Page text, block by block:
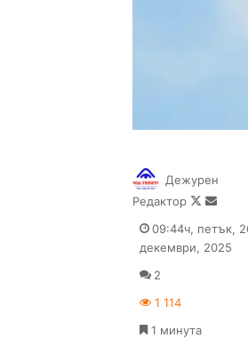
Дежурен
Редактор
Follow
X
Send
email
09:44ч, петък,
декември, 2025
2
1 114
1 минута